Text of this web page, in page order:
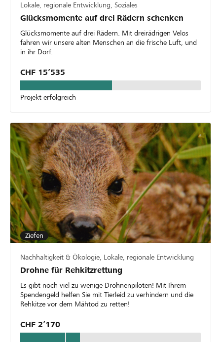
Lokale, regionale Entwicklung, Soziales
Glücksmomente auf drei Rädern schenken
Glücksmomente auf drei Rädern. Mit dreirädrigen Velos
fahren wir unsere alten Menschen an die frische Luft, und
in ihr Dorf.
CHF 15’535
Projekt erfolgreich
Ziefen
Nachhaltigkeit & Ökologie, Lokale, regionale Entwicklung
Drohne für Rehkitzrettung
Es gibt noch viel zu wenige Drohnenpiloten! Mit Ihrem
Spendengeld helfen Sie mit Tierleid zu verhindern und die
Rehkitze vor dem Mähtod zu retten!
CHF 2’170